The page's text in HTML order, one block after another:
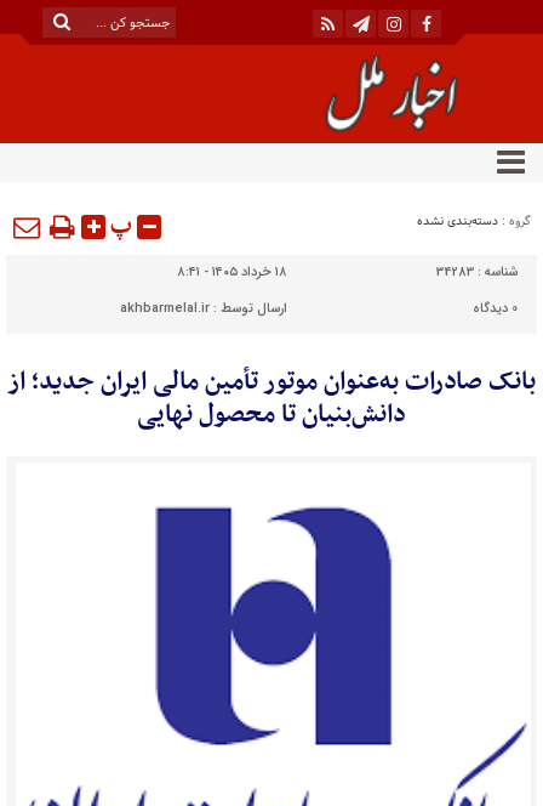
گروه : دسته‌بندی نشده پ
شناسه : 34283
۱۸ خرداد ۱۴۰۵ - ۸:۴۱
0 دیدگاه ارسال توسط :akhbarmelal.ir
بانک صادرات به‌عنوان موتور تأمین مالی ایران جدید؛ از
دانش‌بنیان تا محصول نهایی